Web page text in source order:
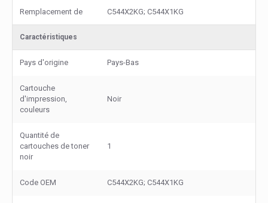
Remplacement de C544X2KG; C544X1KG
Caractéristiques
Pays d'origine Pays-Bas
Cartouche
d'impression,
couleurs
Noir
Quantité de
cartouches de toner
noir
1
Code OEM C544X2KG; C544X1KG